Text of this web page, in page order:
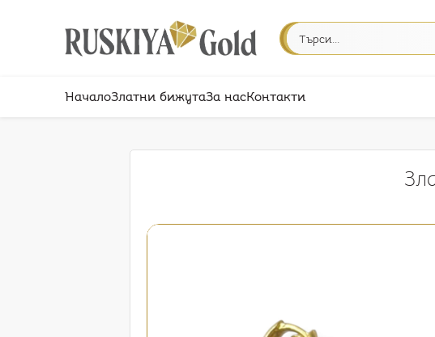
НачалоЗлатни бижутаЗа насКонтакти